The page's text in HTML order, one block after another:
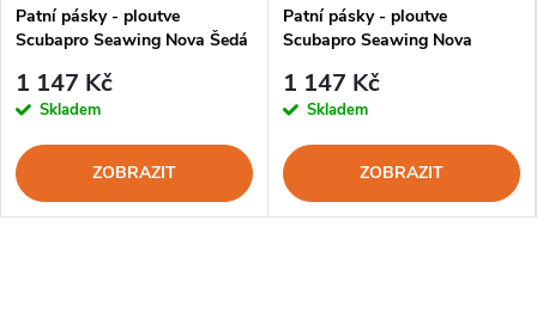
Patní pásky - ploutve
Scubapro Seawing Nova Šedá
1 147 Kč
Skladem
ZOBRAZIT
Patní pásky - ploutve
Scubapro Seawing Nova
1 147 Kč
Skladem
ZOBRAZIT